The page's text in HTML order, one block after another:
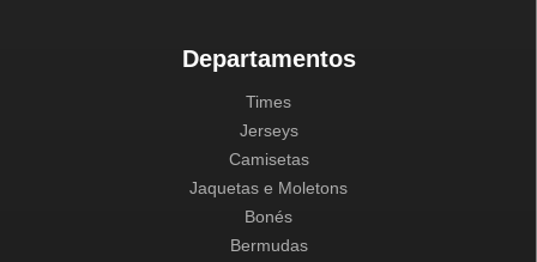
Departamentos
Times
Jerseys
Camisetas
Jaquetas e Moletons
Bonés
Bermudas